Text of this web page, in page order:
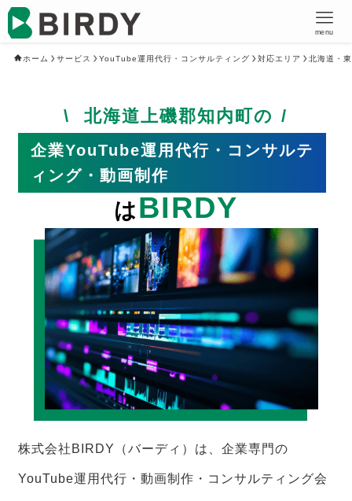
menu
ホーム サービス YouTube運用代行・コンサルティング 対応エリア 北海道・
北海道上磯郡知内町の
企業YouTube運用代行・コンサルテ
ィング・動画制作
はBIRDY
株式会社BIRDY（バーディ）は、企業専門の
YouTube運用代行・動画制作・コンサルティング会